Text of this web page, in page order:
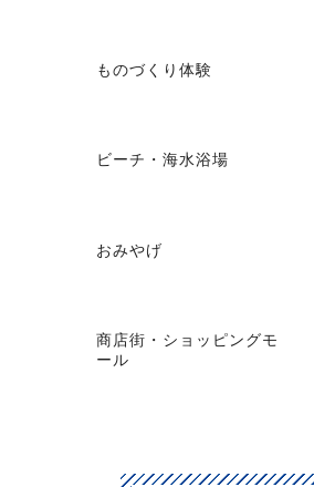
ものづくり体験
ビーチ・海水浴場
おみやげ
商店街・ショッピングモ
ール